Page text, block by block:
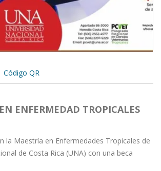
Código QR
ENFERMEDAD TROPICALES
la Maestría en Enfermedades Tropicales de
de Costa Rica (UNA) con una beca